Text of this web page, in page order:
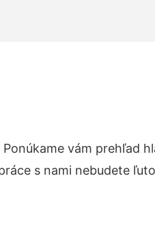
vám prehľad
s nami nebudete